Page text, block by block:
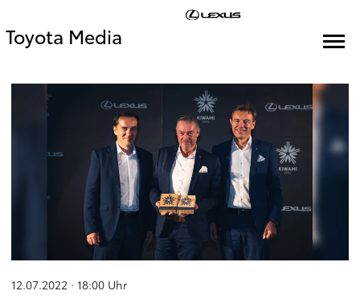
Toyota Media
12.07.2022 · 18:00 Uhr